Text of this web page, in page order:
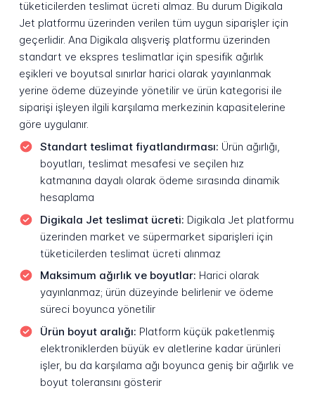
tüketicilerden teslimat ücreti almaz. Bu durum Digikala
Jet platformu üzerinden verilen tüm uygun siparişler için
geçerlidir. Ana Digikala alışveriş platformu üzerinden
standart ve ekspres teslimatlar için spesifik ağırlık
eşikleri ve boyutsal sınırlar harici olarak yayınlanmak
yerine ödeme düzeyinde yönetilir ve ürün kategorisi ile
siparişi işleyen ilgili karşılama merkezinin kapasitelerine
göre uygulanır.
Standart teslimat fiyatlandırması: Ürün ağırlığı,
boyutları, teslimat mesafesi ve seçilen hız
katmanına dayalı olarak ödeme sırasında dinamik
hesaplama
Digikala Jet teslimat ücreti: Digikala Jet platformu
üzerinden market ve süpermarket siparişleri için
tüketicilerden teslimat ücreti alınmaz
Maksimum ağırlık ve boyutlar: Harici olarak
yayınlanmaz; ürün düzeyinde belirlenir ve ödeme
süreci boyunca yönetilir
Ürün boyut aralığı: Platform küçük paketlenmiş
elektroniklerden büyük ev aletlerine kadar ürünleri
işler, bu da karşılama ağı boyunca geniş bir ağırlık ve
boyut toleransını gösterir